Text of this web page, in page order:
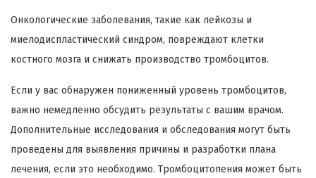
Онкологические заболевания, такие как лейкозы и
миелодиспластический синдром, повреждают клетки
костного мозга и снижать производство тромбоцитов.
Если у вас обнаружен пониженный уровень тромбоцитов,
важно немедленно обсудить результаты с вашим врачом.
Дополнительные исследования и обследования могут быть
проведены для выявления причины и разработки плана
лечения, если это необходимо. Тромбоцитопения может быть